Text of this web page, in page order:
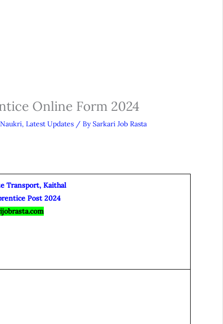
Online Form 2024
, Latest Updates / BySarkari Job Rasta
Transport, Kaithal
Post 2024